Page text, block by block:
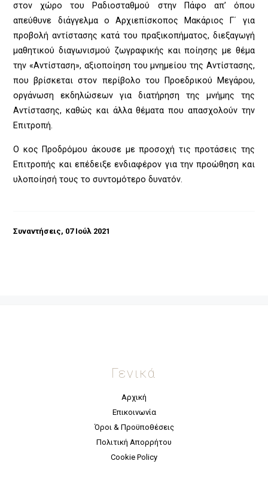
στον χώρο του Ραδιοσταθμού στην Πάφο απ’ όπου
απεύθυνε διάγγελμα ο Αρχιεπίσκοπος Μακάριος Γ΄ για
προβολή αντίστασης κατά του πραξικοπήματος, διεξαγωγή
μαθητικού διαγωνισμού ζωγραφικής και ποίησης με θέμα
την «Αντίσταση», αξιοποίηση του μνημείου της Αντίστασης,
που βρίσκεται στον περίβολο του Προεδρικού Μεγάρου,
οργάνωση εκδηλώσεων για διατήρηση της μνήμης της
Αντίστασης, καθώς και άλλα θέματα που απασχολούν την
Επιτροπή.
Ο κος Προδρόμου άκουσε με προσοχή τις προτάσεις της
Επιτροπής και επέδειξε ενδιαφέρον για την προώθηση και
υλοποίησή τους το συντομότερο δυνατόν.
Συναντήσεις, 07 Ιούλ 2021
Γενικά
Αρχική
Επικοινωνία
Όροι & Προϋποθέσεις
Πολιτική Απορρήτου
Cookie Policy